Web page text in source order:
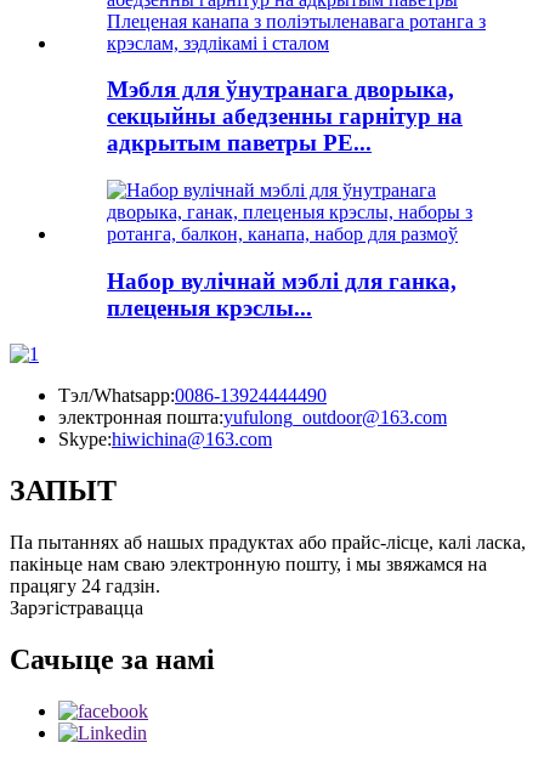
Мэбля для ўнутранага дворыка,
секцыйны абедзенны гарнітур на
адкрытым паветры PE...
Набор вулічнай мэблі для ганка,
плеценыя крэслы...
Тэл/Whatsapp:0086-13924444490
электронная пошта:yufulong_outdoor@163.com
Skype:hiwichina@163.com
ЗАПЫТ
Па пытаннях аб нашых прадуктах або прайс-лісце, калі ласка,
пакіньце нам сваю электронную пошту, і мы звяжамся на
працягу 24 гадзін.
Зарэгістравацца
Сачыце за намі